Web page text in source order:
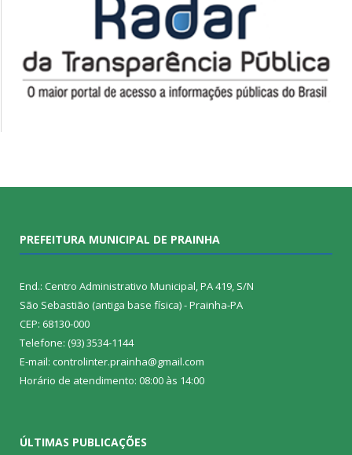
PREFEITURA MUNICIPAL DE PRAINHA
End.: Centro Administrativo Municipal, PA 419, S/N
São Sebastião (antiga base física) - Prainha-PA
CEP: 68130-000
Telefone: (93) 3534-1144
E-mail: controlinter.prainha@gmail.com
Horário de atendimento: 08:00 às 14:00
ÚLTIMAS PUBLICAÇÕES